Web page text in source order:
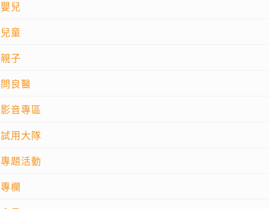
嬰兒
兒童
親子
問良醫
影音專區
試用大隊
專題活動
專欄